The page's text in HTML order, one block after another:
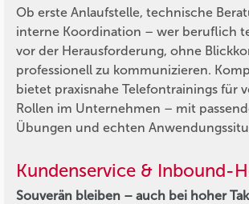
Ob erste Anlaufstelle, technische
interne Koordination – wer beruflich
vor der Herausforderung, ohne
professionell zu kommunizieren.
bietet praxisnahe Telefontrainings für
Rollen im Unternehmen – mit
Übungen und echten
Kundenservice & Inbound-
Souverän bleiben – auch bei hoher